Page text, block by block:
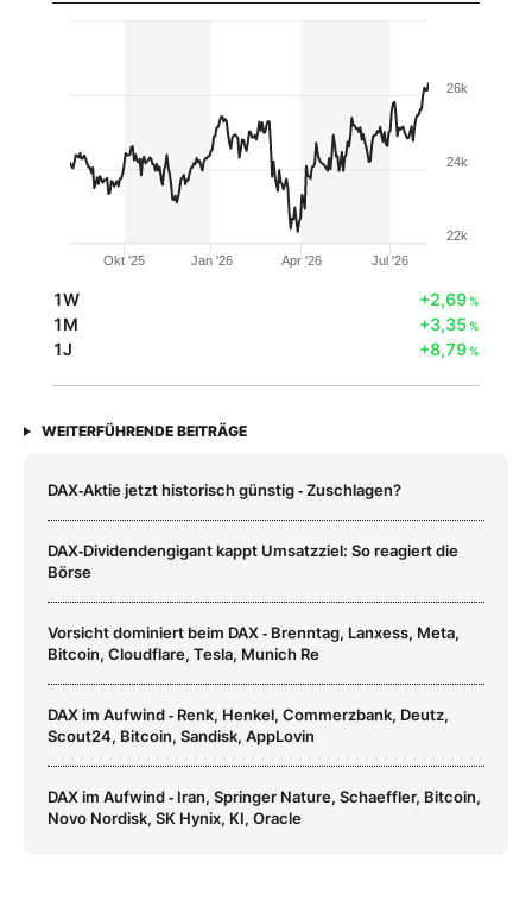
Okt '25 Jan '26 Apr '26 Jul '26
22k
24k
26k
1W +2,69%
1M +3,35%
1J +8,79%
WEITERFÜHRENDE BEITRÄGE
DAX‑Aktie jetzt historisch günstig ‑ Zuschlagen?
DAX‑Dividendengigant kappt Umsatzziel: So reagiert die
Börse
Vorsicht dominiert beim DAX ‑ Brenntag, Lanxess, Meta,
Bitcoin, Cloudflare, Tesla, Munich Re
DAX im Aufwind ‑ Renk, Henkel, Commerzbank, Deutz,
Scout24, Bitcoin, Sandisk, AppLovin
DAX im Aufwind ‑ Iran, Springer Nature, Schaeffler, Bitcoin,
Novo Nordisk, SK Hynix, KI, Oracle